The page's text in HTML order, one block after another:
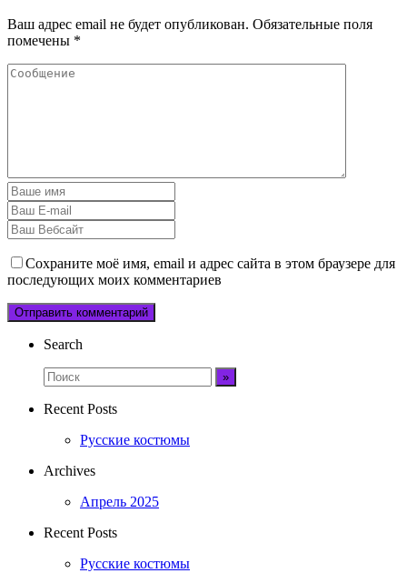
Ваш адрес email не будет опубликован. Обязательные поля
помечены *
Сохраните моё имя, email и адрес сайта в этом браузере для
последующих моих комментариев
Search
Recent Posts
Русские костюмы
Archives
Апрель 2025
Recent Posts
Русские костюмы